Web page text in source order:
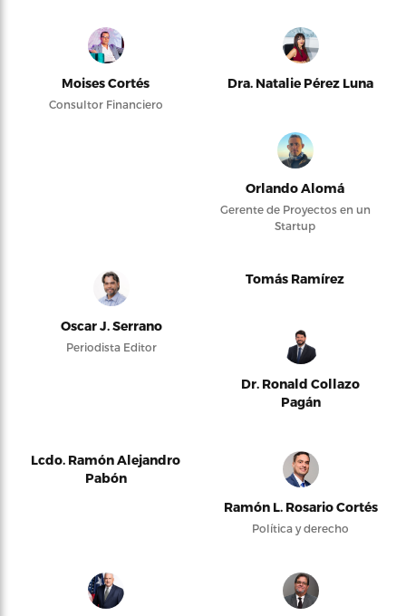
Moises Cortés
Consultor Financiero
Dra. Natalie Pérez Luna
Orlando Alomá
Gerente de Proyectos en un
Startup
Oscar J. Serrano
Periodista Editor
Tomás Ramírez
Dr. Ronald Collazo
Pagán
Lcdo. Ramón Alejandro
Pabón
Ramón L. Rosario Cortés
Política y derecho